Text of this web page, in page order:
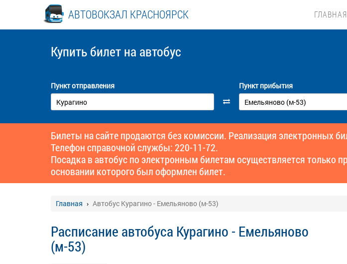
АВТОВОКЗАЛ КРАСНОЯРСК ГЛАВНАЯ
Купить билет на автобус
Пункт отправления Пункт прибытия
Билеты на сайте продаются без комиссии. Реализация электронных
Телефон справочной службы: 220-11-72.
Посадка в автобус по электронным билетам осуществляется только
основании которого был оформлен билет.
Главная Автобус Курагино - Емельяново (м-53)
Расписание автобуса Курагино - Емельяново
(м-53)